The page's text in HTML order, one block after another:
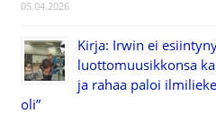
05.04.2026
Kirja: Irwin ei
luottomuusikkonsa
ja rahaa paloi
oli”